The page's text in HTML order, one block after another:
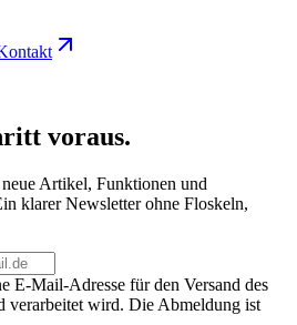
voraus.
Artikel, Funktionen und
klarer Newsletter ohne Floskeln,
E-Mail-Adresse für den Versand des
verarbeitet wird. Die Abmeldung ist